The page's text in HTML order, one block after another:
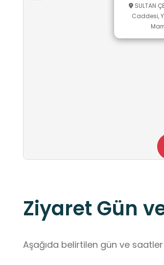
SULTAN
Caddesi,
Ziyaret Gün
Aşağıda belirtilen gün ve saatler